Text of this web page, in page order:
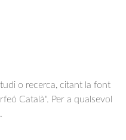
o recerca, citant la font
Català". Per a qualsevol